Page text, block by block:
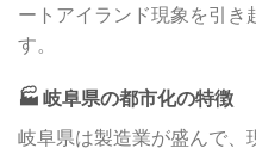
ートアイランド現象を引
す。
🏭 岐阜県の都市化の特徴
岐阜県は製造業が盛んで、